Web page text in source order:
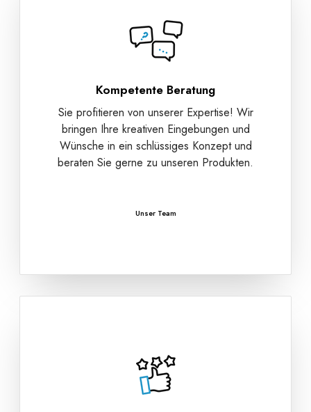
Kompetente Beratung
Sie profitieren von unserer Expertise! Wir
bringen Ihre kreativen Eingebungen und
Wünsche in ein schlüssiges Konzept und
beraten Sie gerne zu unseren Produkten.
Unser Team